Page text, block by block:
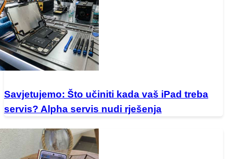
Savjetujemo: Što učiniti kada vaš iPad treba
servis? Alpha servis nudi rješenja